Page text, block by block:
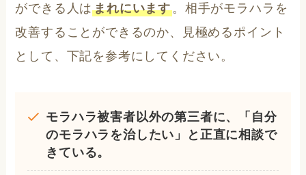
ができる人はまれにいます。相手がモラハラを
改善することができるのか、見極めるポイント
として、下記を参考にしてください。
モラハラ被害者以外の第三者に、「自分
のモラハラを治したい」と正直に相談で
きている。